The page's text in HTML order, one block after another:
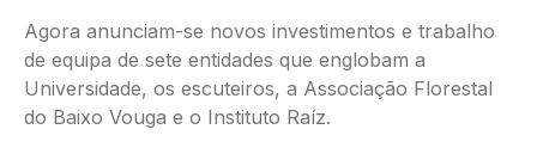
Agora anunciam-se novos investimentos e trabalho
de equipa de sete entidades que englobam a
Universidade, os escuteiros, a Associação Florestal
do Baixo Vouga e o Instituto Raíz.